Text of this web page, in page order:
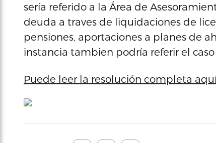
sería referido a la Área de
deuda a traves de liquidaciones de
pensiones, aportaciones a planes de
instancia tambien podría referir el
Puede leer la resolución completa